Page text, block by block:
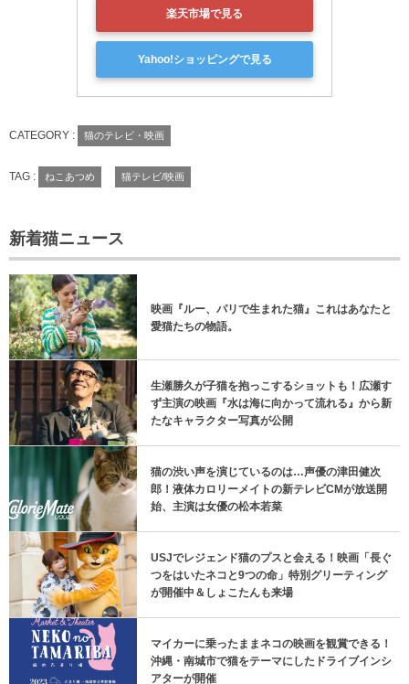
楽天市場で見る
Yahoo!ショッピングで見る
CATEGORY : 猫のテレビ・映画
TAG : ねこあつめ 猫テレビ/映画
新着猫ニュース
映画『ルー、パリで生まれた猫』これはあなたと
愛猫たちの物語。
生瀬勝久が子猫を抱っこするショットも！広瀬す
ず主演の映画『水は海に向かって流れる』から新
たなキャラクター写真が公開
猫の渋い声を演じているのは…声優の津田健次
郎！液体カロリーメイトの新テレビCMが放送開
始、主演は女優の松本若菜
USJでレジェンド猫のプスと会える！映画「長ぐ
つをはいたネコと9つの命」特別グリーティング
が開催中＆しょこたんも来場
マイカーに乗ったままネコの映画を観賞できる！
沖縄・南城市で猫をテーマにしたドライブインシ
アターが開催